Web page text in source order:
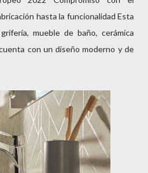
hasta la funcionalidad Esta
mueble de baño, cerámica
con un diseño moderno y de